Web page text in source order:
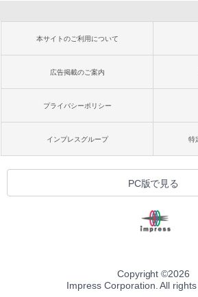
本サイトのご利用について
広告掲載のご案内
プライバシーポリシー
インプレスグループ 特
PC版で見る
Copyright ©2026
Impress Corporation. All rights